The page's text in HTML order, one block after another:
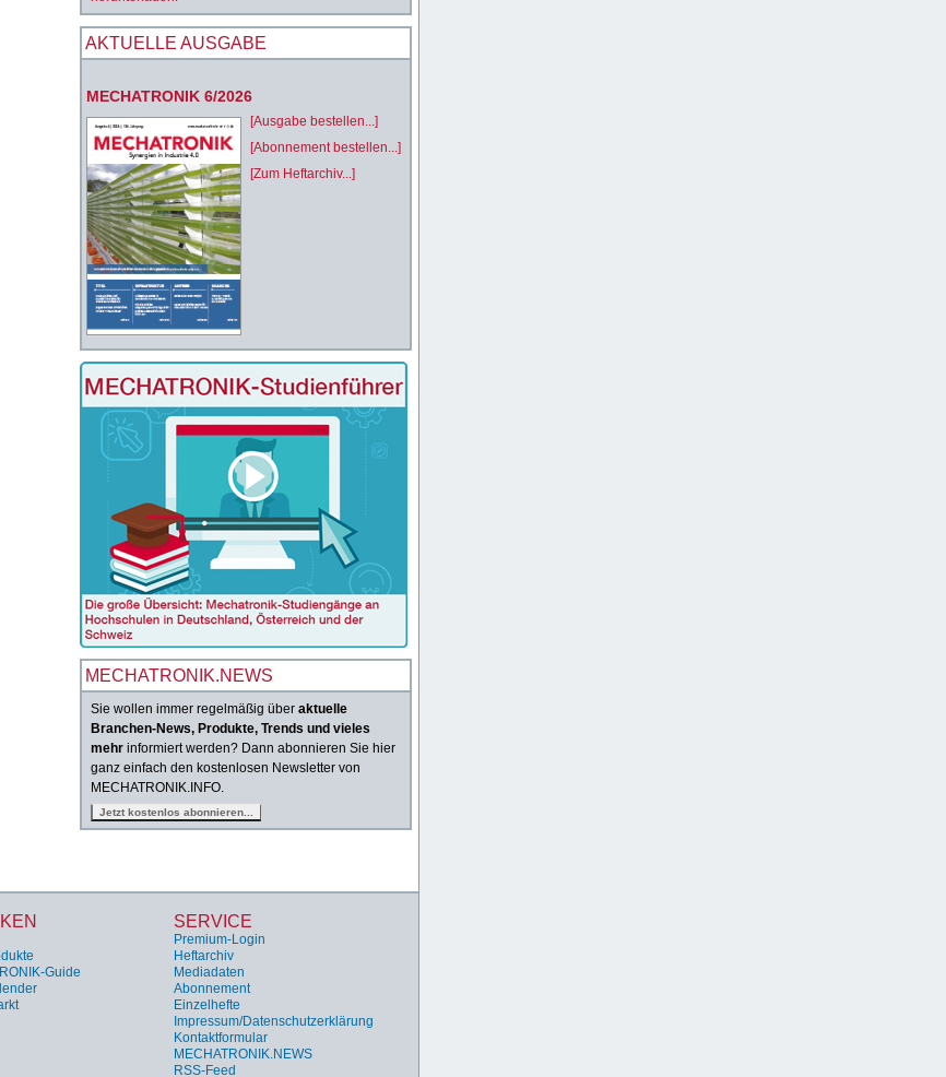
AKTUELLE AUSGABE
MECHATRONIK 6/2026
[Ausgabe bestellen...]
[Abonnement bestellen...]
[Zum Heftarchiv...]
MECHATRONIK.NEWS
Sie wollen immer regelmäßig über aktuelle
Branchen-News, Produkte, Trends und vieles
mehr informiert werden? Dann abonnieren Sie hier
ganz einfach den kostenlosen Newsletter von
MECHATRONIK.INFO.
Guide
SERVICE
Premium-Login
Heftarchiv
Mediadaten
Abonnement
Einzelhefte
Impressum/Datenschutzerklärung
Kontaktformular
MECHATRONIK.NEWS
RSS-Feed